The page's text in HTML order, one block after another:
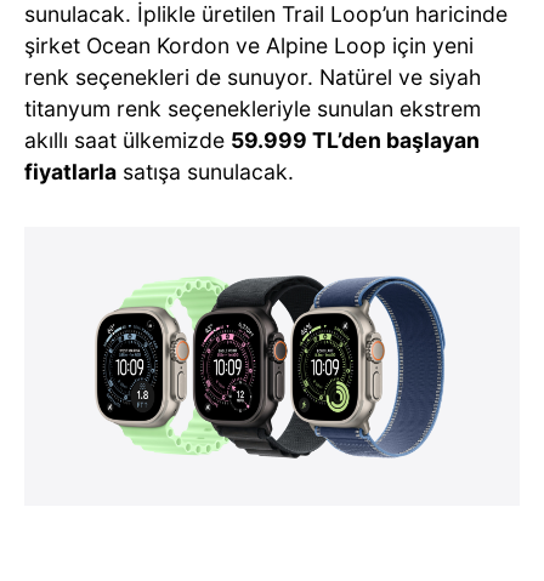
sunulacak. İplikle üretilen Trail Loop’un haricinde
şirket Ocean Kordon ve Alpine Loop için yeni
renk seçenekleri de sunuyor. Natürel ve siyah
titanyum renk seçenekleriyle sunulan ekstrem
akıllı saat ülkemizde 59.999 TL’den başlayan
fiyatlarla satışa sunulacak.